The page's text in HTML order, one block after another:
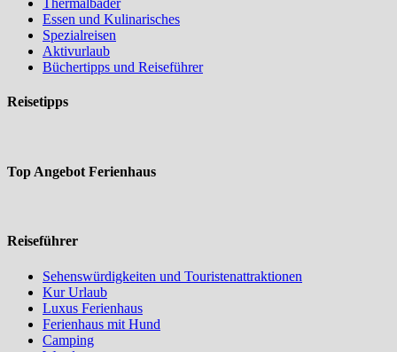
Thermalbäder
Essen und Kulinarisches
Spezialreisen
Aktivurlaub
Büchertipps und Reiseführer
Reisetipps
Top Angebot Ferienhaus
Reiseführer
Sehenswürdigkeiten und Touristenattraktionen
Kur Urlaub
Luxus Ferienhaus
Ferienhaus mit Hund
Camping